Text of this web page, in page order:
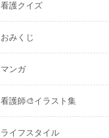
看護クイズ
おみくじ
マンガ
看護師🎨イラスト集
ライフスタイル